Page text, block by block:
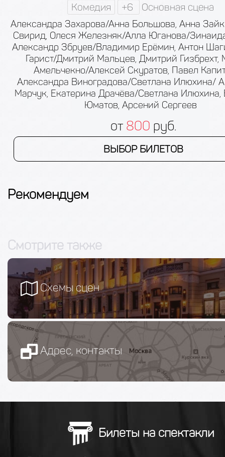
Комедия +6 Основная сцена
Александра Захарова/Анна Большова, Анна
Свирид, Олеся Железняк/Алла Юганова/
Александр Збруев/Владимир Ерёмин, Антон
Гарист/Дмитрий Мальцев, Дмитрий Гизбрехт,
Амельчекно/Алексей Скуратов, Павел
Александра Виноградова/Светлана Илюхина/
Марчук, Екатерина Драчёва/Светлана
Юматов, Арсений Сергеев
от 800 руб.
ВЫБОР БИЛЕТОВ
Рекомендуем
Смотрите также
Схемы сцен
Адрес, контакты
Билеты на спектакли